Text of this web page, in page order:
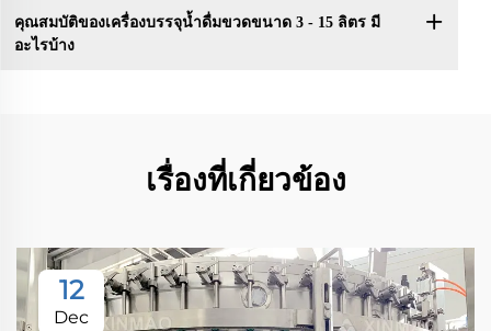
คุณสมบัติของเครื่องบรรจุน้ำดื่มขวดขนาด 3 - 15 ลิตร มี
อะไรบ้าง
เรื่องที่เกี่ยวข้อง
12
Dec